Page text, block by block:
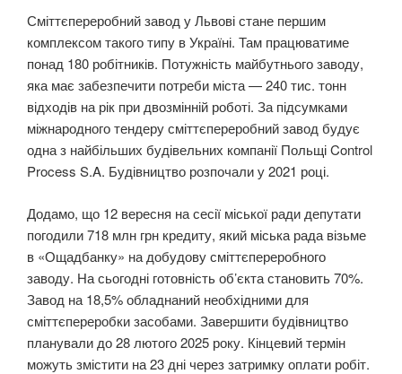
Сміттєпереробний завод у Львові стане першим
комплексом такого типу в Україні. Там працюватиме
понад 180 робітників. Потужність майбутнього заводу,
яка має забезпечити потреби міста — 240 тис. тонн
відходів на рік при двозмінній роботі. За підсумками
міжнародного тендеру сміттєпереробний завод будує
одна з найбільших будівельних компанії Польщі Control
Process S.A. Будівництво розпочали у 2021 році.
Додамо, що 12 вересня на сесії міської ради депутати
погодили 718 млн грн кредиту, який міська рада візьме
в «Ощадбанку» на добудову сміттєпереробного
заводу. На сьогодні готовність об’єкта становить 70%.
Завод на 18,5% обладнаний необхідними для
сміттєпереробки засобами. Завершити будівництво
планували до 28 лютого 2025 року. Кінцевий термін
можуть змістити на 23 дні через затримку оплати робіт.